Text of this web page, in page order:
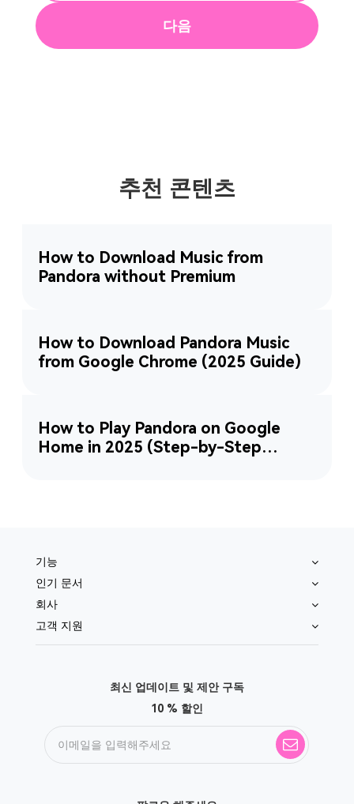
다음
추천 콘텐츠
How to Download Music from
Pandora without Premium
How to Download Pandora Music
from Google Chrome (2025 Guide)
How to Play Pandora on Google
Home in 2025 (Step-by-Step
기능
인기 문서
회사
고객 지원
최신 업데이트 및 제안 구독
10 % 할인